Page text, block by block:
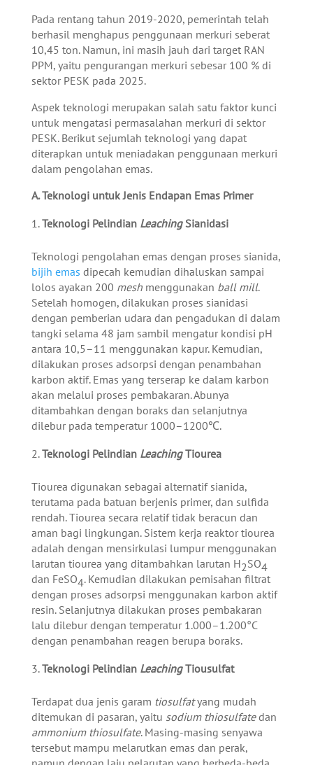
Pada rentang tahun 2019-2020, pemerintah telah
berhasil menghapus penggunaan merkuri seberat
10,45 ton. Namun, ini masih jauh dari target RAN
PPM, yaitu pengurangan merkuri sebesar 100 % di
sektor PESK pada 2025.
Aspek teknologi merupakan salah satu faktor kunci
untuk mengatasi permasalahan merkuri di sektor
PESK. Berikut sejumlah teknologi yang dapat
diterapkan untuk meniadakan penggunaan merkuri
dalam pengolahan emas.
A. Teknologi untuk Jenis Endapan Emas Primer
Teknologi Pelindian LeachingSianidasi
Teknologi pengolahan emas dengan proses sianida,
bijih emas dipecah kemudian dihaluskan sampai
lolos ayakan 200 meshmenggunakan ball mill.
Setelah homogen, dilakukan proses sianidasi
dengan pemberian udara dan pengadukan di dalam
tangki selama 48 jam sambil mengatur kondisi pH
antara 10,5–11 menggunakan kapur. Kemudian,
dilakukan proses adsorpsi dengan penambahan
karbon aktif. Emas yang terserap ke dalam karbon
akan melalui proses pembakaran. Abunya
ditambahkan dengan boraks dan selanjutnya
dilebur pada temperatur 1000–1200℃.
Teknologi Pelindian LeachingTiourea
Tiourea digunakan sebagai alternatif sianida,
terutama pada batuan berjenis primer, dan sulfida
rendah. Tiourea secara relatif tidak beracun dan
aman bagi lingkungan. Sistem kerja reaktor tiourea
adalah dengan mensirkulasi lumpur menggunakan
larutan tiourea yang ditambahkan larutan H2SO4
dan FeSO4. Kemudian dilakukan pemisahan filtrat
dengan proses adsorpsi menggunakan karbon aktif
resin. Selanjutnya dilakukan proses pembakaran
lalu dilebur dengan temperatur 1.000–1.200°C
dengan penambahan reagen berupa boraks.
Teknologi Pelindian LeachingTiousulfat
Terdapat dua jenis garam tiosulfatyang mudah
ditemukan di pasaran, yaitu sodium thiosulfatedan
ammonium thiosulfate. Masing-masing senyawa
tersebut mampu melarutkan emas dan perak,